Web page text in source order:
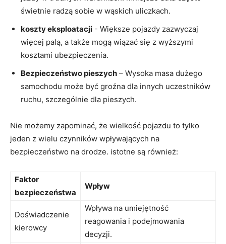
świetnie ‌radzą ‍sobie w wąskich uliczkach.
koszty eksploatacji -⁢ Większe pojazdy zazwyczaj
⁣więcej palą, ‌a ⁢także mogą wiązać się z wyższymi
kosztami ⁤ubezpieczenia.
Bezpieczeństwo pieszych – Wysoka masa dużego
samochodu może być groźna dla​ innych​ uczestników​
ruchu, szczególnie dla pieszych.
Nie możemy zapominać, że​ wielkość⁤ pojazdu to tylko
jeden z wielu‍ czynników wpływających ‍na
bezpieczeństwo na drodze. istotne są ⁣również:
Faktor ​
bezpieczeństwa
Wpływ
Doświadczenie
kierowcy
Wpływa na umiejętność
⁢reagowania ⁣i ⁤podejmowania
decyzji.